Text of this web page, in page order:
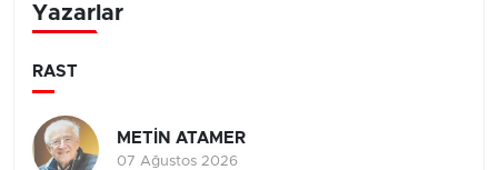
Yazarlar
RAST
METİN ATAMER
07 Ağustos 2026